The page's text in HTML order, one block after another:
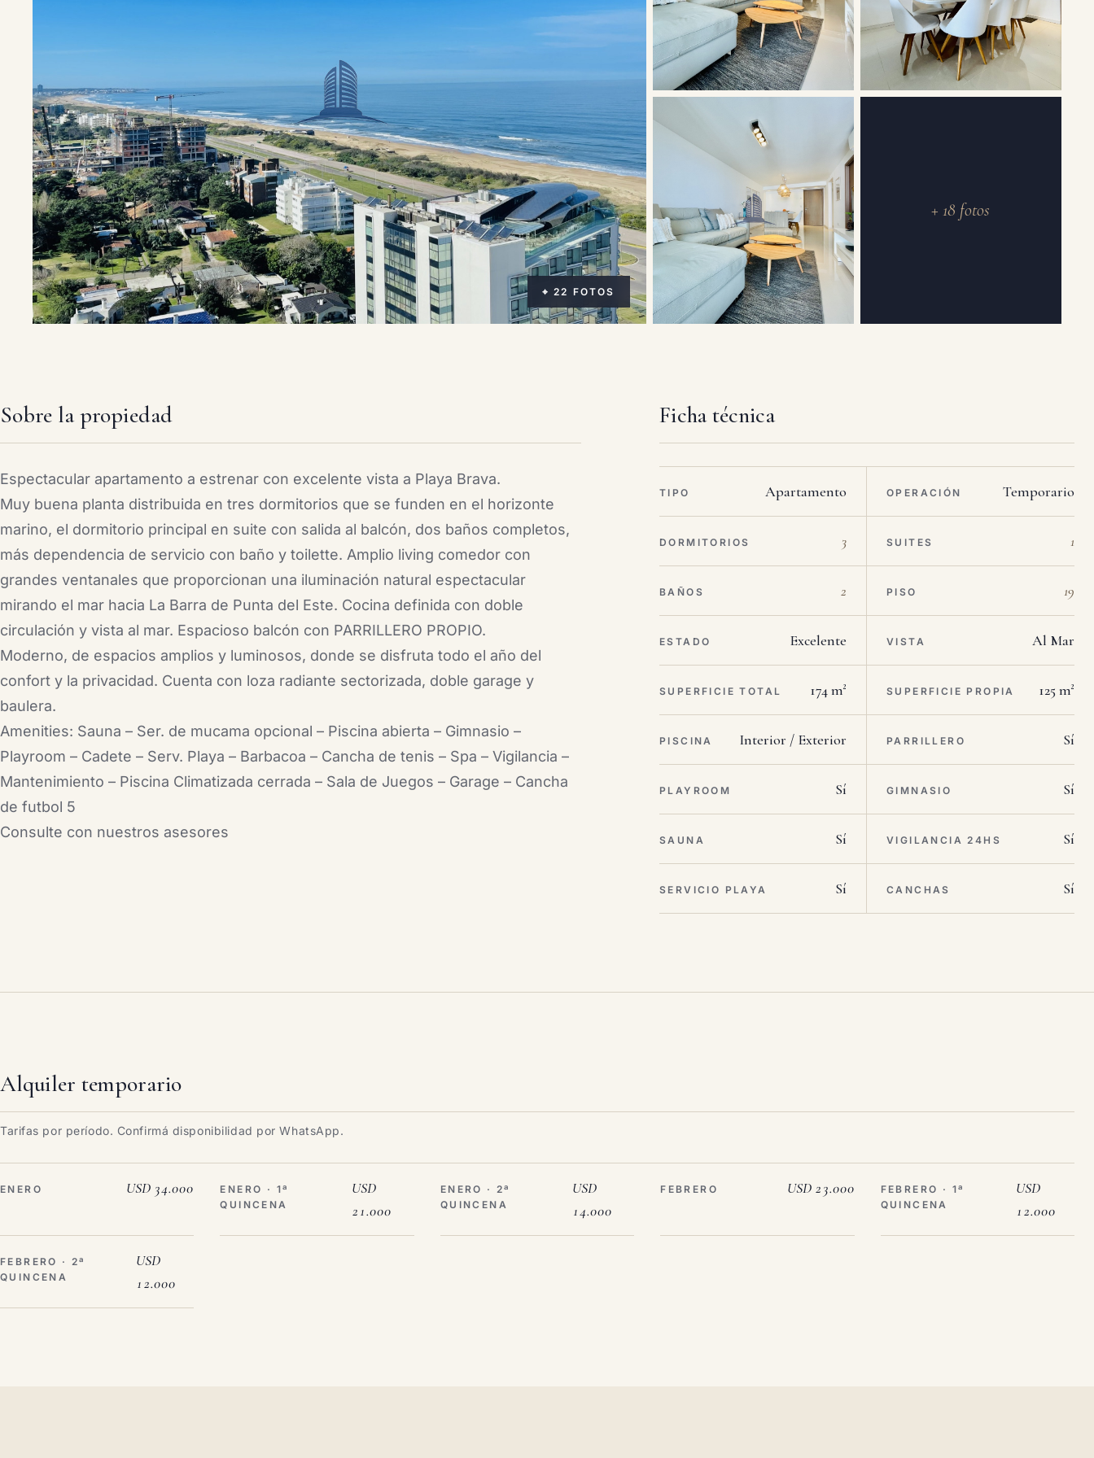
⌖ 22 FOTOS
+ 18 fotos
Sobre la propiedad
Espectacular apartamento a estrenar con excelente vista a Playa Brava.
Muy buena planta distribuida en tres dormitorios que se funden en el horizonte
marino, el dormitorio principal en suite con salida al balcón, dos baños completos,
más dependencia de servicio con baño y toilette. Amplio living comedor con
grandes ventanales que proporcionan una iluminación natural espectacular
mirando el mar hacia La Barra de Punta del Este. Cocina definida con doble
circulación y vista al mar. Espacioso balcón con PARRILLERO PROPIO.
Moderno, de espacios amplios y luminosos, donde se disfruta todo el año del
confort y la privacidad. Cuenta con loza radiante sectorizada, doble garage y
baulera.
Amenities: Sauna – Ser. de mucama opcional – Piscina abierta – Gimnasio –
Playroom – Cadete – Serv. Playa – Barbacoa – Cancha de tenis – Spa – Vigilancia –
Mantenimiento – Piscina Climatizada cerrada – Sala de Juegos – Garage – Cancha
de futbol 5
Consulte con nuestros asesores
Ficha técnica
TIPO Apartamento OPERACIÓN Temporario
DORMITORIOS 3 SUITES 1
BAÑOS 2 PISO 19
ESTADO Excelente VISTA Al Mar
SUPERFICIE TOTAL 174 m² SUPERFICIE PROPIA 125 m²
PISCINA Interior / Exterior PARRILLERO Sí
PLAYROOM Sí GIMNASIO Sí
SAUNA Sí VIGILANCIA 24HS Sí
SERVICIO PLAYA Sí CANCHAS Sí
Alquiler temporario
Tarifas por período. Confirmá disponibilidad por WhatsApp.
ENERO USD 34.000
ENERO · 1ª
QUINCENA
USD
21.000
ENERO · 2ª
QUINCENA
USD
14.000
FEBRERO USD 23.000
FEBRERO · 1ª
QUINCENA
USD
12.000
FEBRERO · 2ª
QUINCENA
USD
12.000